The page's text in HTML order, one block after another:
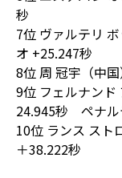
秒
7位 ヴァルテリ
オ +25.247秒
8位 周 冠宇（中
9位 フェルナンド
24.945秒 ペナル
10位 ランス スト
＋38.222秒